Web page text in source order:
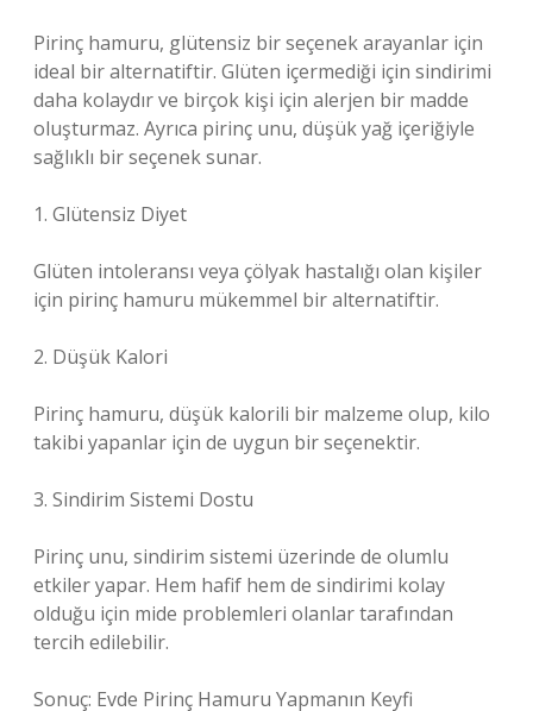
Pirinç hamuru, glütensiz bir seçenek arayanlar için
ideal bir alternatiftir. Glüten içermediği için sindirimi
daha kolaydır ve birçok kişi için alerjen bir madde
oluşturmaz. Ayrıca pirinç unu, düşük yağ içeriğiyle
sağlıklı bir seçenek sunar.
1. Glütensiz Diyet
Glüten intoleransı veya çölyak hastalığı olan kişiler
için pirinç hamuru mükemmel bir alternatiftir.
2. Düşük Kalori
Pirinç hamuru, düşük kalorili bir malzeme olup, kilo
takibi yapanlar için de uygun bir seçenektir.
3. Sindirim Sistemi Dostu
Pirinç unu, sindirim sistemi üzerinde de olumlu
etkiler yapar. Hem hafif hem de sindirimi kolay
olduğu için mide problemleri olanlar tarafından
tercih edilebilir.
Sonuç: Evde Pirinç Hamuru Yapmanın Keyfi